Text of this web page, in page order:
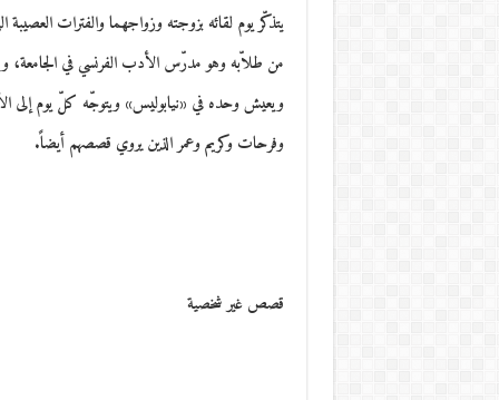
يتذكّر يوم لقائه بزوجته وزواجهما والفترات
من طلاّبه وهو مدرّس الأدب الفرنسي في الجامعة،
ويعيش وحده في «نيابوليس» ويتوجّه كلّ يوم إلى
وفرحات وكريم وعمر الذين يروي قصصهم أيضاً.
قصص غير شخصية